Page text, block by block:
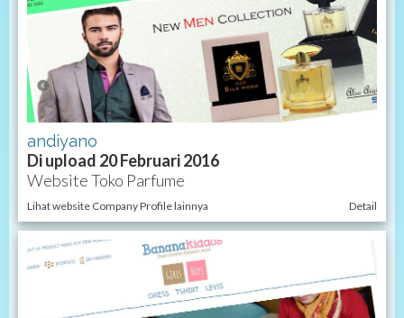
andiyano
Di upload 20 Februari 2016
Website Toko Parfume
Lihat website Company Profile lainnya Detail